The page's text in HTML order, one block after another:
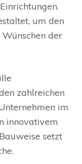
um den
der
zahlreichen
im
innovativem
setzt